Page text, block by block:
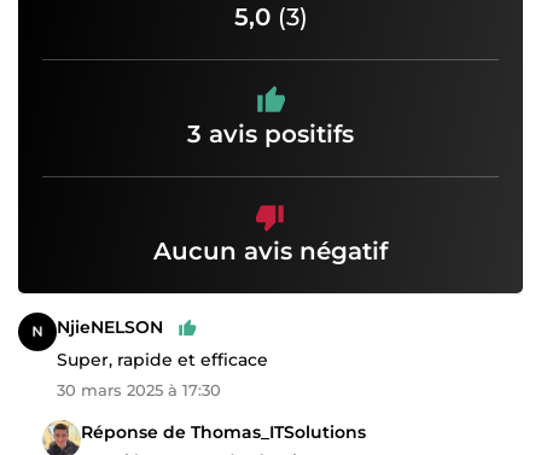
5,0 (3)
3 avis positifs
Aucun avis négatif
NjieNELSON
Super, rapide et efficace
30 mars 2025 à 17:30
Réponse de Thomas_ITSolutions